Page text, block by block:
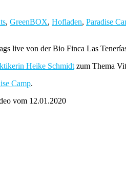
, GreenBOX, Hofladen, Paradise
live von der Bio Finca Las
Heike Schmidt zum Thema
Camp.
vom 12.01.2020